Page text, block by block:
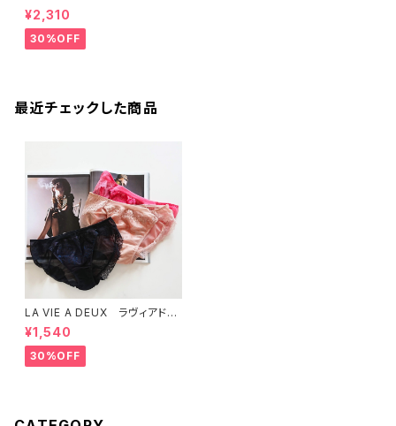
ット ソフトブラ（ラベンダー）22
463 SALE 送料無料
¥2,310
30%OFF
最近チェックした商品
LA VIE A DEUX ラヴィアド
ゥ ラメチュールレース ショー
ツ （全３色）Ｍサイズ 6236
送料無料
¥1,540
30%OFF